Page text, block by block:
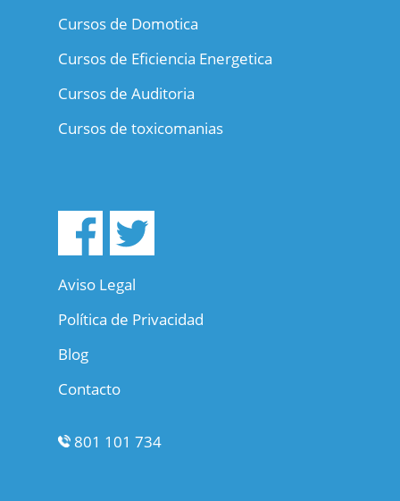
Cursos de Domotica
Cursos de Eficiencia Energetica
Cursos de Auditoria
Cursos de toxicomanias
Aviso Legal
Política de Privacidad
Blog
Contacto
801 101 734